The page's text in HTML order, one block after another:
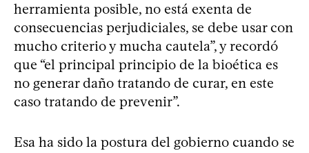
herramienta posible, no está exenta de
consecuencias perjudiciales, se debe usar con
mucho criterio y mucha cautela”, y recordó
que “el principal principio de la bioética es
no generar daño tratando de curar, en este
caso tratando de prevenir”.
Esa ha sido la postura del gobierno cuando se